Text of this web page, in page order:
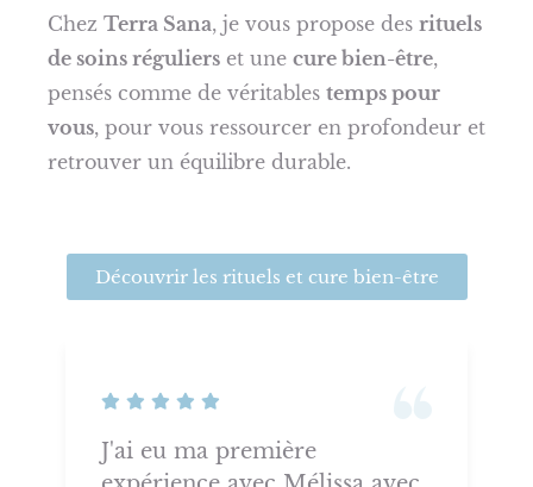
Chez Terra Sana, je vous propose des rituels
de soins réguliers et une cure bien-être,
pensés comme de véritables temps pour
vous, pour vous ressourcer en profondeur et
retrouver un équilibre durable.
Découvrir les rituels et cure bien-être
J'ai eu l'opportunité de